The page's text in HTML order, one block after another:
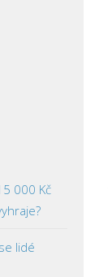
000 Kč
lidé